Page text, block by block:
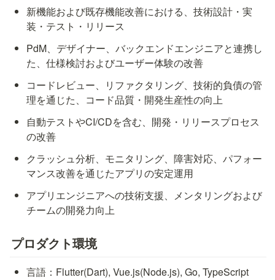
新機能および既存機能改善における、技術設計・実
装・テスト・リリース
PdM、デザイナー、バックエンドエンジニアと連携し
た、仕様検討およびユーザー体験の改善
コードレビュー、リファクタリング、技術的負債の管
理を通じた、コード品質・開発生産性の向上
自動テストやCI/CDを含む、開発・リリースプロセス
の改善
クラッシュ分析、モニタリング、障害対応、パフォー
マンス改善を通じたアプリの安定運用
アプリエンジニアへの技術支援、メンタリングおよび
チームの開発力向上
プロダクト環境
言語：Flutter(Dart), Vue.js(Node.js), Go, TypeScript